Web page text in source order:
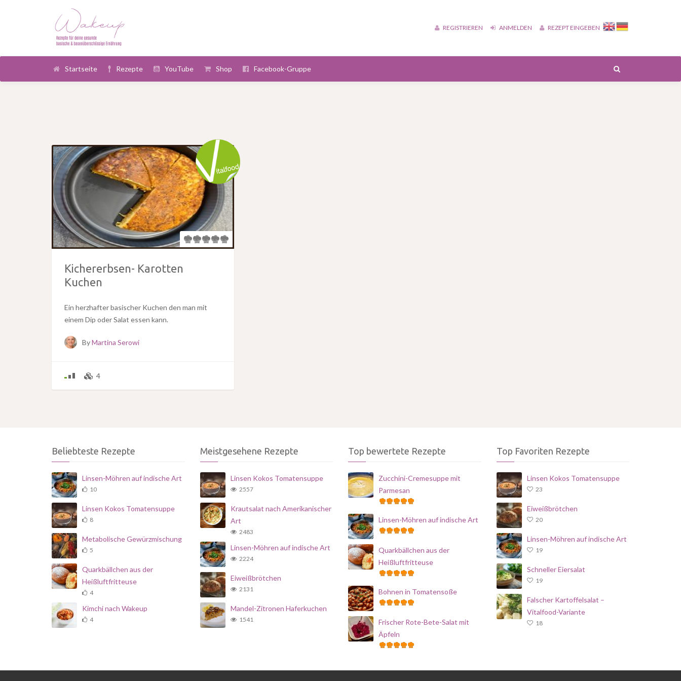
REGISTRIEREN ANMELDEN REZEPT EINGEBEN
Startseite Rezepte YouTube Shop Facebook-Gruppe
Kichererbsen- Karotten
Kuchen
Ein herzhafter basischer Kuchen den man mit
einem Dip oder Salat essen kann.
ByMartina Serowi
4
Beliebteste Rezepte
Linsen-Möhren auf indische Art
10
Linsen Kokos Tomatensuppe
8
Metabolische Gewürzmischung
5
Quarkbällchen aus der
Heißluftfritteuse
4
Kimchi nach Wakeup
4
Meistgesehene Rezepte
Linsen Kokos Tomatensuppe
2557
Krautsalat nach Amerikanischer
Art
2483
Linsen-Möhren auf indische Art
2224
Eiweißbrötchen
2131
Mandel-Zitronen Haferkuchen
1541
Top bewertete Rezepte
Zucchini-Cremesuppe mit
Parmesan
Linsen-Möhren auf indische Art
Quarkbällchen aus der
Heißluftfritteuse
Bohnen in Tomatensoße
Frischer Rote-Bete-Salat mit
Äpfeln
Top Favoriten Rezepte
Linsen Kokos Tomatensuppe
23
Eiweißbrötchen
20
Linsen-Möhren auf indische Art
19
Schneller Eiersalat
19
Falscher Kartoffelsalat –
Vitalfood-Variante
18